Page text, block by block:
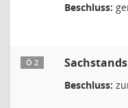
Beschluss:
Ö 2
Beschluss: